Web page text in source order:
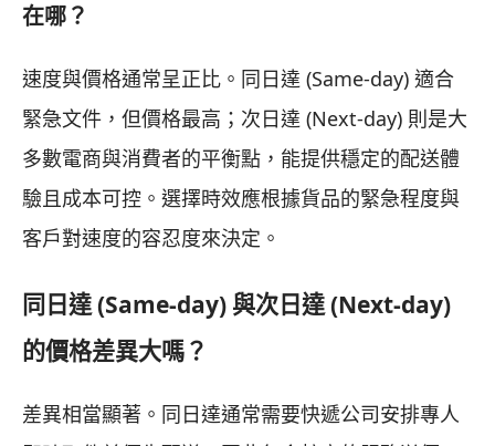
在哪？
速度與價格通常呈正比。同日達 (Same-day) 適合
緊急文件，但價格最高；次日達 (Next-day) 則是大
多數電商與消費者的平衡點，能提供穩定的配送體
驗且成本可控。選擇時效應根據貨品的緊急程度與
客戶對速度的容忍度來決定。
同日達 (Same-day) 與次日達 (Next-day)
的價格差異大嗎？
差異相當顯著。同日達通常需要快遞公司安排專人